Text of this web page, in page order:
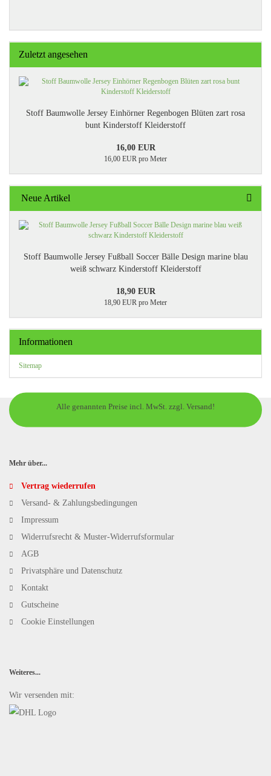
Zuletzt angesehen
Stoff Baumwolle Jersey Einhörner Regenbogen Blüten zart rosa
bunt Kinderstoff Kleiderstoff
16,00 EUR
16,00 EUR pro Meter
Neue Artikel
Stoff Baumwolle Jersey Fußball Soccer Bälle Design marine blau
weiß schwarz Kinderstoff Kleiderstoff
18,90 EUR
18,90 EUR pro Meter
Informationen
Sitemap
Alle genannten Preise incl. MwSt. zzgl. Versand!
Mehr über...
Vertrag wiederrufen
Versand- & Zahlungsbedingungen
Impressum
Widerrufsrecht & Muster-Widerrufsformular
AGB
Privatsphäre und Datenschutz
Kontakt
Gutscheine
Cookie Einstellungen
Weiteres...
Wir versenden mit: